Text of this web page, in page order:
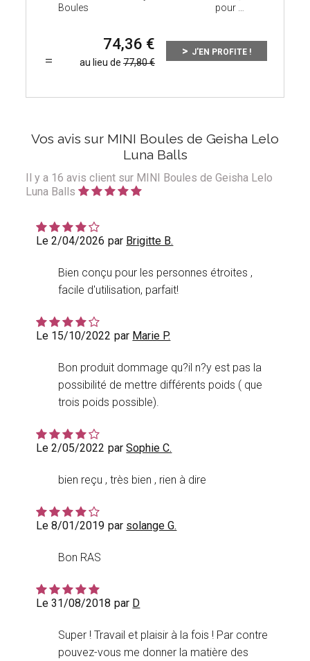
Boules
pour
74,36
au lieu de 77,80
J'EN PROFITE !
Vos avis sur MINI Boules de Geisha Lelo
Luna Balls
Il y a 16 avis client sur MINI Boules de Geisha Lelo
Luna Balls
Le 2/04/2026 par Brigitte B.
Bien conçu pour les personnes étroites ,
facile d'utilisation, parfait!
Le 15/10/2022 par Marie P.
Bon produit dommage qu?il n?y est pas la
possibilité de mettre différents poids ( que
trois poids possible).
Le 2/05/2022 parSophie C.
bien reçu , très bien , rien à dire
Le 8/01/2019 par solange G.
Bon RAS
Le 31/08/2018 par D
Super ! Travail et plaisir à la fois ! Par contre
pouvez-vous me donner la matière des